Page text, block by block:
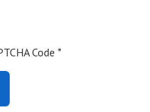
Code *